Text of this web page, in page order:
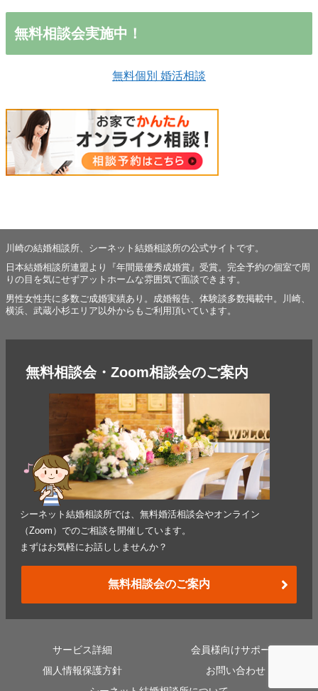
無料相談会実施中！
無料個別 婚活相談
川崎の結婚相談所、シーネット結婚相談所の公式サイトです。
日本結婚相談所連盟より『年間最優秀成婚賞』受賞。完全予約の個室で周
りの目を気にせずアットホームな雰囲気で面談できます。
男性女性共に多数ご成婚実績あり。成婚報告、体験談多数掲載中。川崎、
横浜、武蔵小杉エリア以外からもご利用頂いています。
無料相談会・Zoom相談会のご案内
シーネット結婚相談所では、無料婚活相談会やオンライン
（Zoom）でのご相談を開催しています。
まずはお気軽にお話ししませんか？
無料相談会のご案内
サービス詳細
会員様向けサポート
個人情報保護方針
お問い合わせ